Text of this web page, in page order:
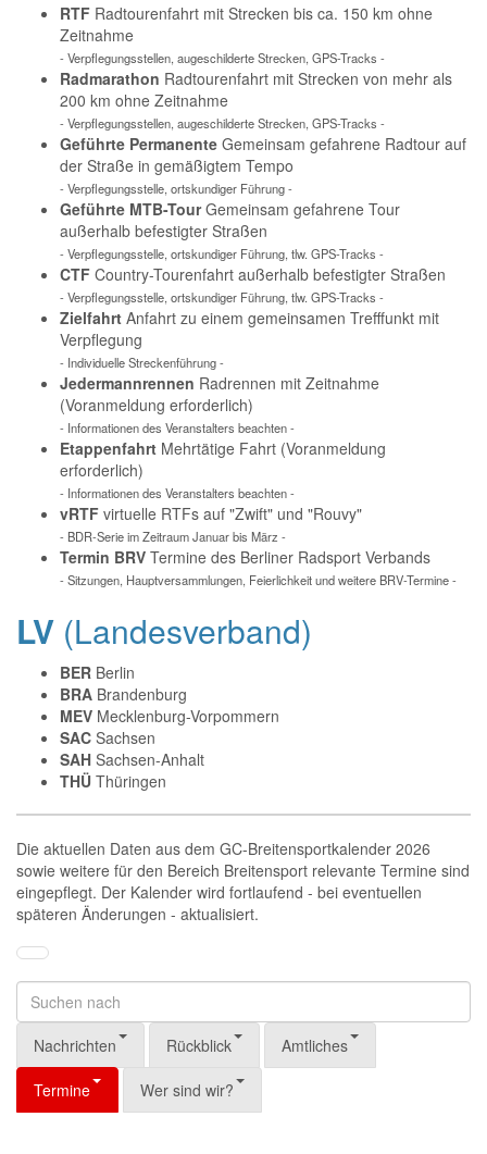
RTF Radtourenfahrt mit Strecken bis ca. 150 km ohne
Zeitnahme
- Verpflegungsstellen, augeschilderte Strecken, GPS-Tracks -
Radmarathon Radtourenfahrt mit Strecken von mehr als
200 km ohne Zeitnahme
- Verpflegungsstellen, augeschilderte Strecken, GPS-Tracks -
Geführte Permanente Gemeinsam gefahrene Radtour auf
der Straße in gemäßigtem Tempo
- Verpflegungsstelle, ortskundiger Führung -
Geführte MTB-TourGemeinsam gefahrene Tour
außerhalb befestigter Straßen
- Verpflegungsstelle, ortskundiger Führung, tlw. GPS-Tracks -
CTF Country-Tourenfahrt außerhalb befestigter Straßen
- Verpflegungsstelle, ortskundiger Führung, tlw. GPS-Tracks -
Zielfahrt Anfahrt zu einem gemeinsamen Trefffunkt mit
Verpflegung
- Individuelle Streckenführung -
Jedermannrennen Radrennen mit Zeitnahme
(Voranmeldung erforderlich)
- Informationen des Veranstalters beachten -
Etappenfahrt Mehrtätige Fahrt (Voranmeldung
erforderlich)
- Informationen des Veranstalters beachten -
vRTF virtuelle RTFs auf "Zwift" und "Rouvy"
- BDR-Serie im Zeitraum Januar bis März -
Termin BRV Termine des Berliner Radsport Verbands
- Sitzungen, Hauptversammlungen, Feierlichkeit und weitere BRV-Termine -
LV (Landesverband)
BER Berlin
BRA Brandenburg
MEV Mecklenburg-Vorpommern
SAC Sachsen
SAH Sachsen-Anhalt
THÜ Thüringen
Die aktuellen Daten aus dem GC-Breitensportkalender 2026
sowie weitere für den Bereich Breitensport relevante Termine sind
eingepflegt. Der Kalender wird fortlaufend - bei eventuellen
späteren Änderungen - aktualisiert.
Nachrichten Rückblick Amtliches
Termine Wer sind wir?